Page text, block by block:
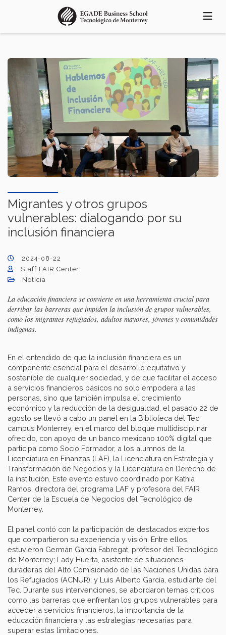
principal
Migrantes y otros grupos
vulnerables: dialogando por su
inclusión financiera
2024-08-22
Staff FAIR Center
Noticia
La educación financiera se convierte en una herramienta crucial para
derribar las barreras que impiden la inclusión de grupos vulnerables,
como los migrantes refugiados, adultos mayores, jóvenes y comunidades
indígenas.
En el entendido de que la inclusión financiera es un
componente esencial para el desarrollo equitativo y
sostenible de cualquier sociedad, y de que facilitar el acceso
a servicios financieros básicos no solo empodera a las
personas, sino que también impulsa el crecimiento
económico y la reducción de la desigualdad, el pasado 22 de
agosto se llevó a cabo un panel en la Biblioteca del Tec
campus Monterrey, en el marco del bloque multidisciplinar
ofrecido, con apoyo de un banco mexicano 100% digital que
participa como Socio Formador, a los alumnos de la
Licenciatura en Finanzas (LAF), la Licenciatura en Estrategia y
Transformación de Negocios y la Licenciatura en Derecho de
la institución. Este evento estuvo coordinado por Kathia
Ramos, directora del programa LAF y profesora del FAIR
Center de la Escuela de Negocios del Tecnológico de
Monterrey.
El panel contó con la participación de destacados expertos
que compartieron su experiencia y visión. Entre ellos,
estuvieron Germán García Fabregat, profesor del Tecnológico
de Monterrey; Lady Huerta, asistente de situaciones
duraderas del Alto Comisionado de las Naciones Unidas para
los Refugiados (ACNUR); y Luis Alberto García, estudiante del
Tec. Durante sus intervenciones, se abordaron temas críticos
como las barreras que enfrentan los grupos vulnerables para
acceder a servicios financieros, la importancia de la
educación financiera y las estrategias necesarias para
superar estas limitaciones.